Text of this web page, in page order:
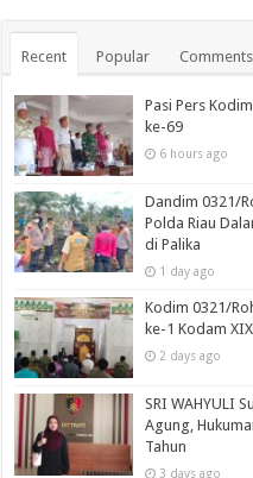
Recent Popular Comments
Pasi Pers
ke-69
6 hours ago
Dandim 0321/
Polda Riau
di Palika
1 day ago
Kodim 0321/
ke-1 Kodam
2 days ago
SRI WAHYULI
Agung,
Tahun
3 days ago